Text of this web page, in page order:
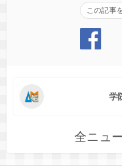
この記事
学
全ニュ